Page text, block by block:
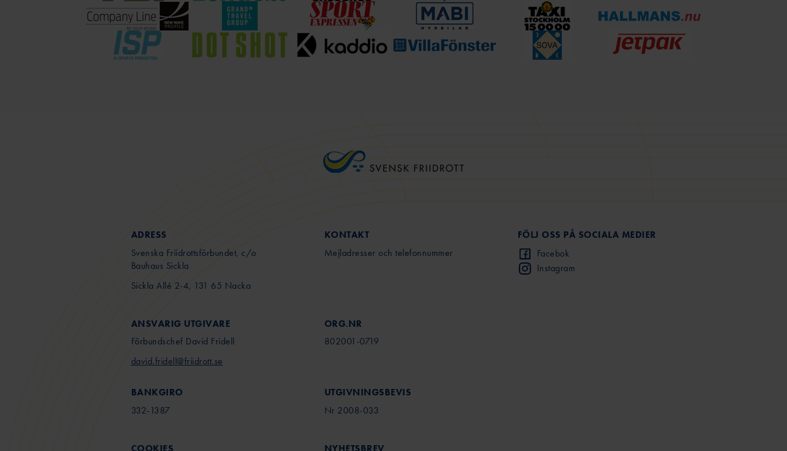
FÖLJ OSS PÅ SOCIALA MEDIER
Facebok
Instagram
ADRESS
Svenska Friidrottsförbundet, c/o
Bauhaus Sickla
Sickla Allé 2-4, 131 65 Nacka
KONTAKT
Mejladresser och telefonnummer
ANSVARIG UTGIVARE
Förbundschef David Fridell
david.fridell@friidrott.se
ORG.NR
802001-0719
BANKGIRO
332-1387
UTGIVNINGSBEVIS
Nr 2008-033
COOKIES NYHETSBREV